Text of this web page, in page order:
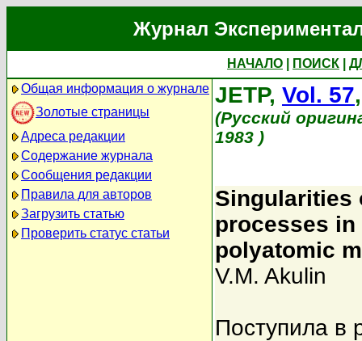
Журнал
НАЧАЛО ПОИСК
Общая информация о журнале
Золотые страницы
Адреса редакции
Содержание журнала
Сообщения редакции
Правила для авторов
Загрузить статью
Проверить статус статьи
JETP, Vol. 57
(Русский
1983 )
Singularities
processes
polyatomic
V.M. Akulin
Поступила в